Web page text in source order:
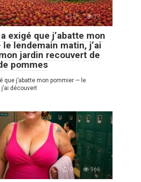
0 17
exigé que j’abatte mon
lendemain matin, j’ai
jardin recouvert de
pommes
que j’abatte mon pommier — le
découvert
0 966